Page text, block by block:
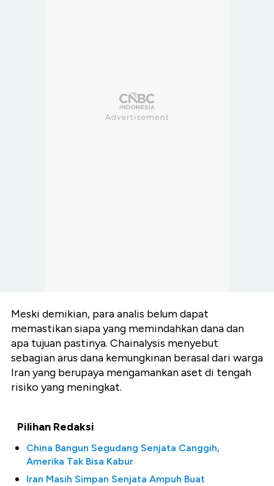
Meski demikian, para analis belum dapat
memastikan siapa yang memindahkan dana dan
apa tujuan pastinya. Chainalysis menyebut
sebagian arus dana kemungkinan berasal dari warga
Iran yang berupaya mengamankan aset di tengah
risiko yang meningkat.
Pilihan Redaksi
China Bangun Segudang Senjata Canggih,
Amerika Tak Bisa Kabur
Iran Masih Simpan Senjata Ampuh Buat